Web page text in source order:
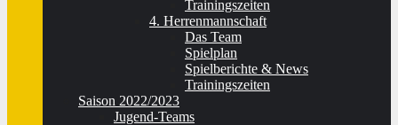
Trainingszeiten
4. Herrenmannschaft
Das Team
Spielplan
Spielberichte & News
Trainingszeiten
Saison 2022/2023
Jugend-Teams